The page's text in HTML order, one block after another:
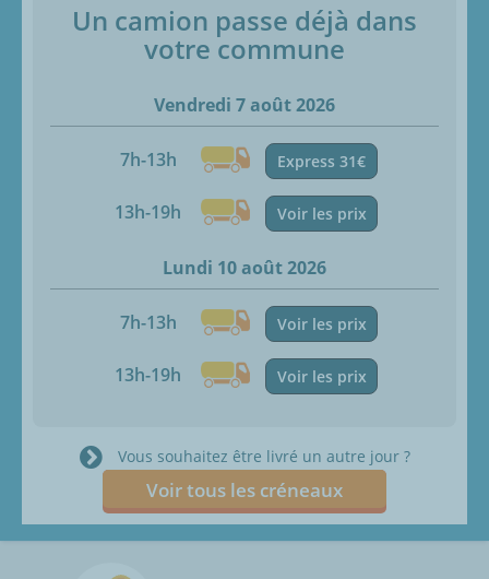
Un camion passe déjà dans
votre commune
Vendredi 7 août 2026
7h-13h Express 31€
13h-19h Voir les prix
Lundi 10 août 2026
7h-13h Voir les prix
13h-19h Voir les prix
Vous souhaitez être livré un autre jour ?
Voir tous les créneaux